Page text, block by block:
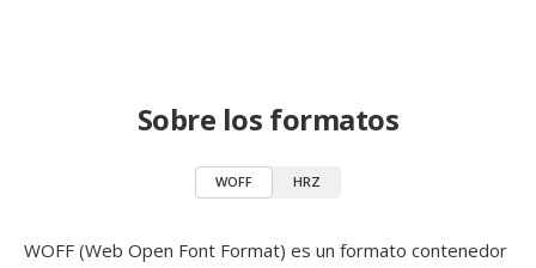
Sobre los formatos
WOFF HRZ
WOFF (Web Open Font Format) es un formato contenedor